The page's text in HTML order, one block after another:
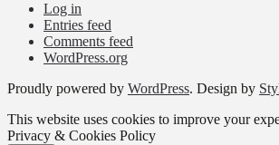
Log in
Entries feed
Comments feed
WordPress.org
Proudly powered by WordPress. Design by
This website uses cookies to improve your
Privacy & Cookies Policy